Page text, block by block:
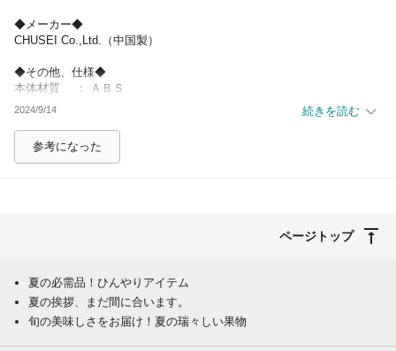
◆メーカー◆
CHUSEI Co.,Ltd.（中国製）
◆その他、仕様◆
本体材質 ： ＡＢＳ
本体カラー ： 黒／紫
バッテリー ： ＵＳＢ充電式
ＵＳＢ形状 ： micro USB
充電時間 ： 約４時間
CHUSEI Co.,Ltd.（中国製）
◆その他、仕様◆
本体材質 ： ＡＢＳ
本体カラー ： 黒／紫
2024/9/14 続きを読む
参考になった
ページトップ
夏の必需品！ひんやりアイテム
夏の挨拶、まだ間に合います。
旬の美味しさをお届け！夏の瑞々しい果物